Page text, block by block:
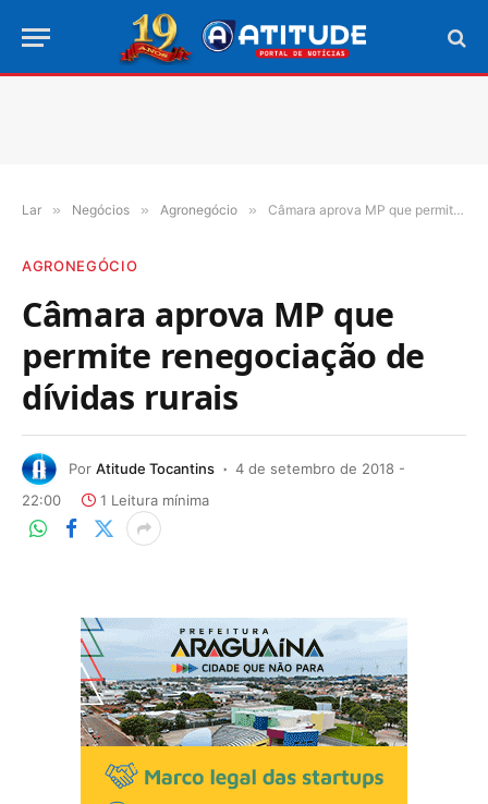
Lar » Negócios » Agronegócio » Câmara aprova MP que permite renegociação de dívidas rurais
AGRONEGÓCIO
Câmara aprova MP que
permite renegociação de
dívidas rurais
Por Atitude Tocantins
4 de setembro de 2018 -
22:00
1 Leitura mínima